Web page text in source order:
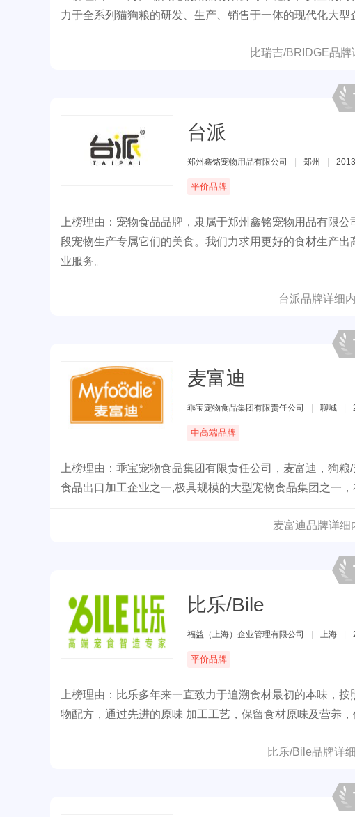
力于全系列猫狗粮的研发、生产、销售于一体的现代化大型
比瑞吉/BRIDGE品
台派
郑州鑫铭宠物用品有限公司 郑州
平价品牌
上榜理由：宠物食品品牌，隶属于郑州鑫铭宠物用品有限
段宠物生产专属它们的美食。我们力求用更好的食材生产
业服务。
台派品牌详细
麦富迪
乖宝宠物食品集团有限责任公司 聊城
中高端品牌
上榜理由：乖宝宠物食品集团有限责任公司，麦富迪，狗
食品出口加工企业之一,极具规模的大型宠物食品集团之一，
麦富迪品牌详细
比乐/Bile
福益（上海）企业管理有限公司 上海
平价品牌
上榜理由：比乐多年来一直致力于追溯食材最初的本味，
物配方，通过先进的原味 加工工艺，保留食材原味及营养，
比乐/Bile品牌详